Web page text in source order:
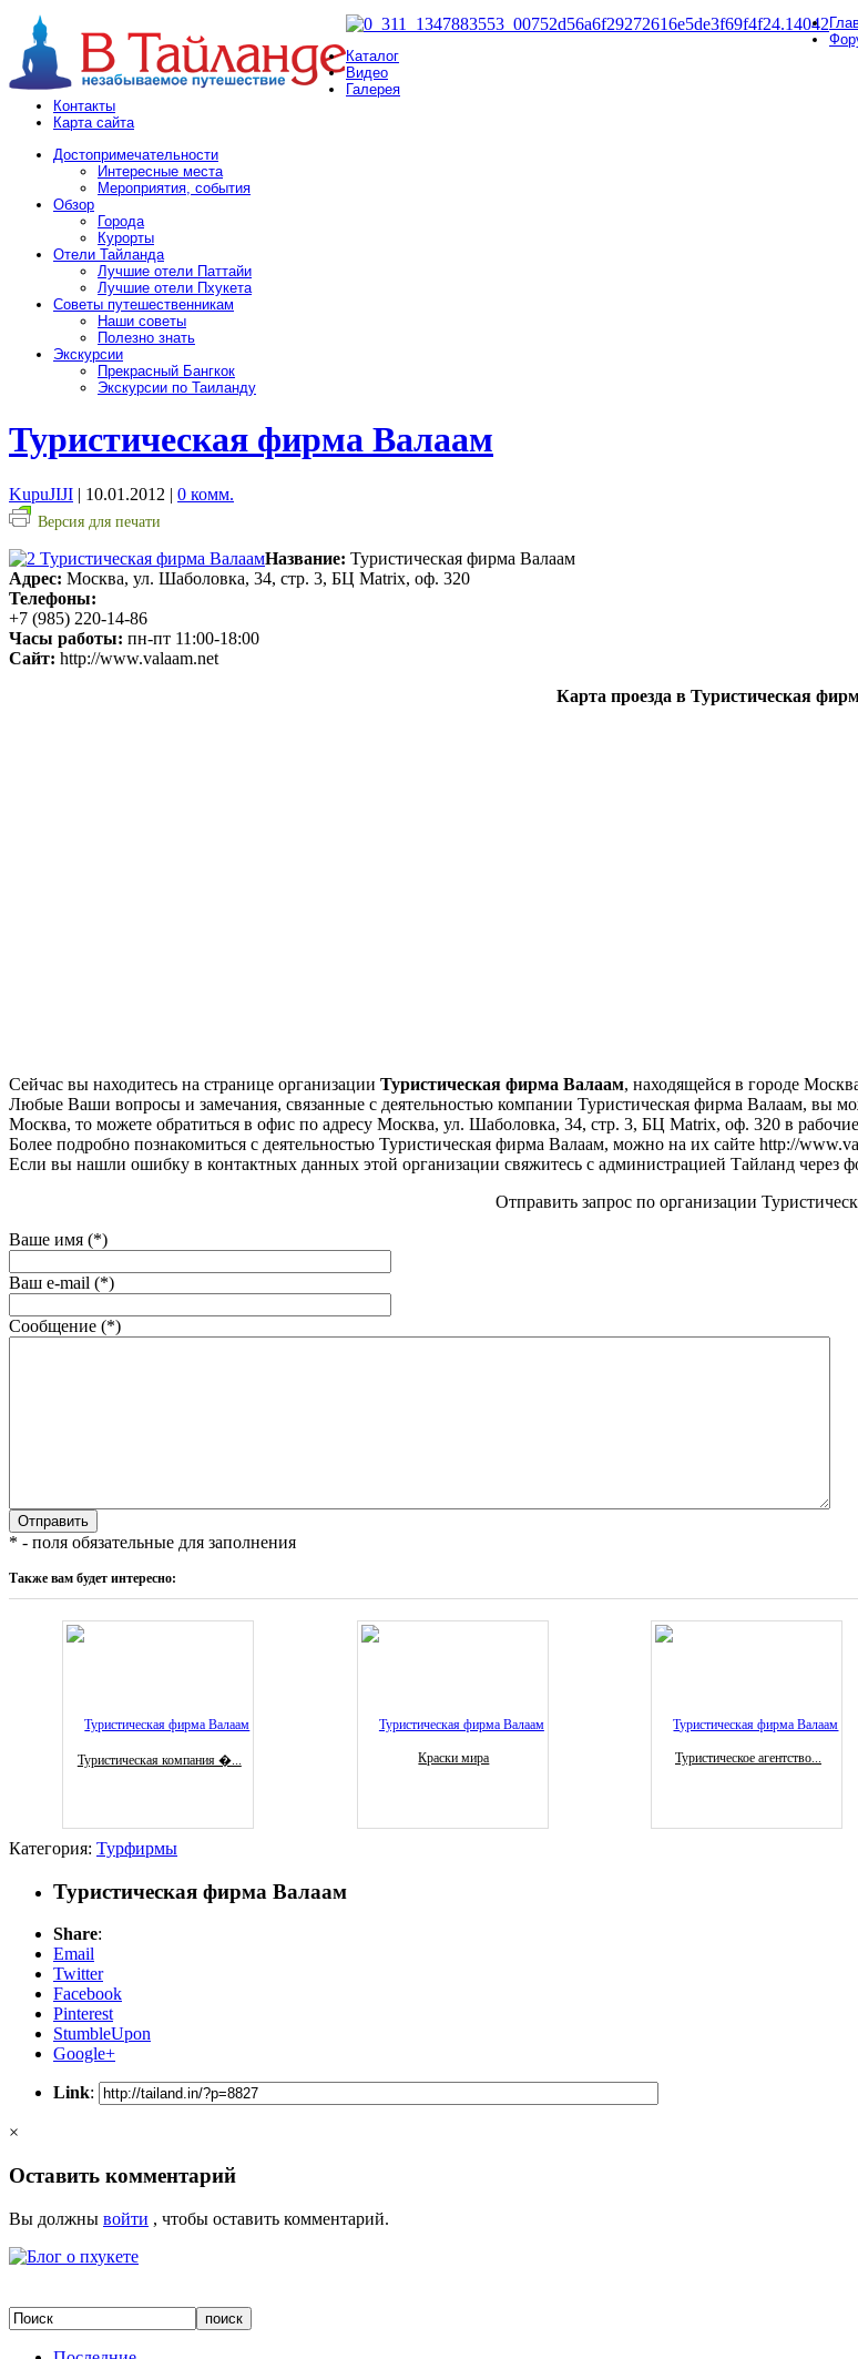
Каталог
Видео
Галерея
Контакты
Карта сайта
Достопримечательности
Интересные места
Мероприятия, события
Обзор
Города
Курорты
Отели Тайланда
Лучшие отели Паттайи
Лучшие отели Пхукета
Советы путешественникам
Наши советы
Полезно знать
Экскурсии
Прекрасный Бангкок
Экскурсии по Таиланду
Туристическая фирма Валаам
KupuJIJI | 10.01.2012 | 0 комм.
Версия для печати
Название: Туристическая фирма Валаам
Адрес: Москва, ул. Шаболовка, 34, стр. 3, БЦ Matrix, оф. 320
Телефоны:
+7 (985) 220-14-86
Часы работы: пн-пт 11:00-18:00
Сайт: http://www.valaam.net
Карта проезда в Туристическая
Сейчас вы находитесь на странице организации Туристическая фирма Валаам, находящейся в городе
Любые Ваши вопросы и замечания, связанные с деятельностью компании Туристическая фирма Валаам, вы
Москва, то можете обратиться в офис по адресу Москва, ул. Шаболовка, 34, стр. 3, БЦ Matrix, оф. 320 в
Более подробно познакомиться с деятельностью Туристическая фирма Валаам, можно на их сайте http://
Если вы нашли ошибку в контактных данных этой организации свяжитесь с администрацией Тайланд через
Отправить запрос по организации
Ваше имя (*)
Ваш e-mail (*)
Сообщение (*)
* - поля обязательные для заполнения
Также вам будет интересно:
Туристическая компания �... Краски мира Туристическое агентство...
Категория: Турфирмы
Туристическая фирма Валаам
Share:
Email
Twitter
Facebook
Pinterest
StumbleUpon
Google+
Link:
×
Оставить комментарий
Вы должны войти , чтобы оставить комментарий.